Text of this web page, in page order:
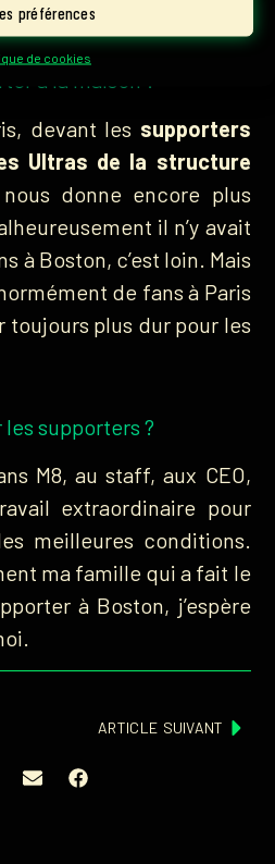
préférences
de cookies
à Paris, de retour en
une envie encore plus
à la maison ?
devant les supporters
Ultras de la structure
donne encore plus
il n’y avait
à Boston, c’est loin. Mais
de fans à Paris
toujours plus dur pour les
supporters ?
M8, au staff, aux CEO,
extraordinaire pour
meilleures conditions.
ma famille qui a fait le
à Boston, j’espère
ARTICLE SUIVANT